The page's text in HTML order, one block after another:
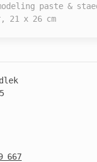
paste &
21 x 26 cm
667